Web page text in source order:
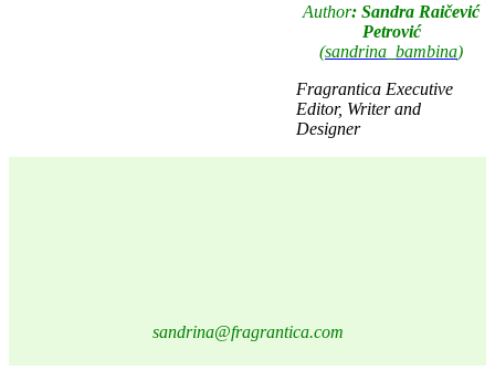
Author: Sandra Raičević
Petrović
(sandrina_bambina)
Fragrantica Executive
Editor, Writer and
Designer
sandrina@fragrantica.com